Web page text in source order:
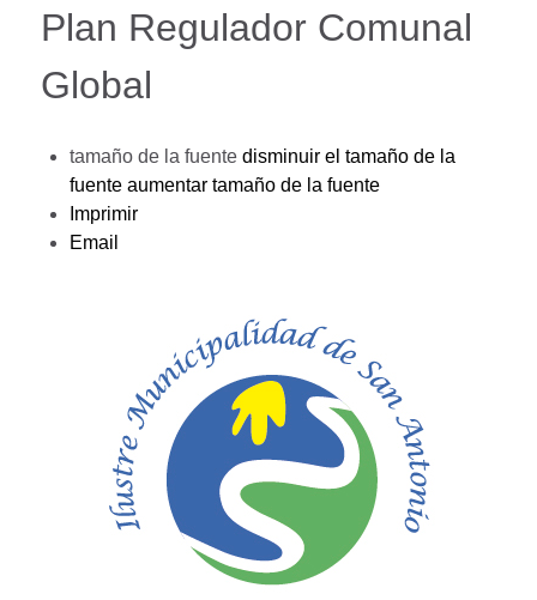
Plan Regulador Comunal
Global
tamaño de la fuente disminuir el tamaño de la
fuente aumentar tamaño de la fuente
Imprimir
Email